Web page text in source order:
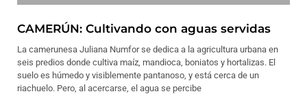
CAMERÚN: Cultivando con aguas servidas
La camerunesa Juliana Numfor se dedica a la agricultura urbana en
seis predios donde cultiva maíz, mandioca, boniatos y hortalizas. El
suelo es húmedo y visiblemente pantanoso, y está cerca de un
riachuelo. Pero, al acercarse, el agua se percibe